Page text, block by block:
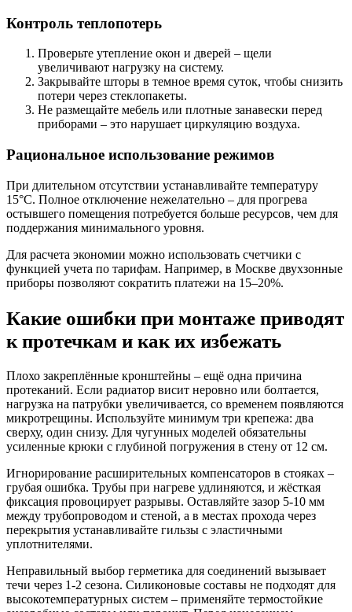
Контроль теплопотерь
Проверьте утепление окон и дверей – щели
увеличивают нагрузку на систему.
Закрывайте шторы в темное время суток, чтобы снизить
потери через стеклопакеты.
Не размещайте мебель или плотные занавески перед
приборами – это нарушает циркуляцию воздуха.
Рациональное использование режимов
При длительном отсутствии устанавливайте температуру
15°C. Полное отключение нежелательно – для прогрева
остывшего помещения потребуется больше ресурсов, чем для
поддержания минимального уровня.
Для расчета экономии можно использовать счетчики с
функцией учета по тарифам. Например, в Москве двухзонные
приборы позволяют сократить платежи на 15–20%.
Какие ошибки при монтаже приводят
к протечкам и как их избежать
Плохо закреплённые кронштейны – ещё одна причина
протеканий. Если радиатор висит неровно или болтается,
нагрузка на патрубки увеличивается, со временем появляются
микротрещины. Используйте минимум три крепежа: два
сверху, один снизу. Для чугунных моделей обязательны
усиленные крюки с глубиной погружения в стену от 12 см.
Игнорирование расширительных компенсаторов в стояках –
грубая ошибка. Трубы при нагреве удлиняются, и жёсткая
фиксация провоцирует разрывы. Оставляйте зазор 5-10 мм
между трубопроводом и стеной, а в местах прохода через
перекрытия устанавливайте гильзы с эластичными
уплотнителями.
Неправильный выбор герметика для соединений вызывает
течи через 1-2 сезона. Силиконовые составы не подходят для
высокотемпературных систем – применяйте термостойкие